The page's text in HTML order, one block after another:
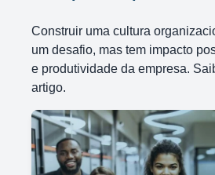
Construir uma cultura
um desafio, mas tem impacto
e produtividade da empresa.
artigo.